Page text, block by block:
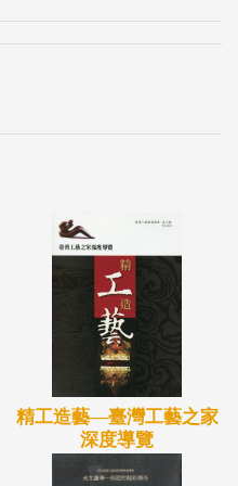
精工造藝—臺灣工藝之家
深度導覽